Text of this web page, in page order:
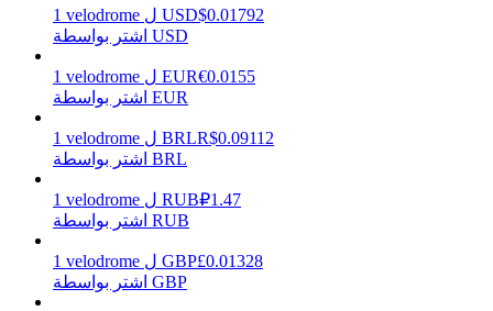
استراتيجيات التداول
تعلم كيفية البقاء مربحة
1 velodrome ل USD$0.01792
اشتر بواسطة USD
1 velodrome ل EUR€0.0155
اشتر بواسطة EUR
1 velodrome ل BRLR$0.09112
اشتر بواسطة BRL
1 velodrome ل RUB₽1.47
اشتر بواسطة RUB
1 velodrome ل GBP£0.01328
اشتر بواسطة GBP